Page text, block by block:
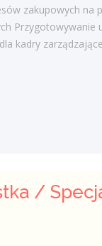
zakupowych na
Przygotowywanie
kadry